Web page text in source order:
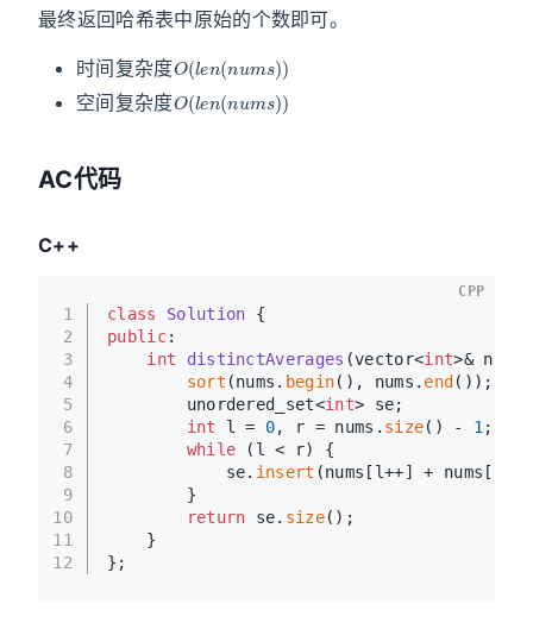
最终返回哈希表中原始的个数即可。
时间复杂度
空间复杂度
O (len(nums))
AC代码
C++
1
2
3
4
5
6
7
8
9
10
11
12
class Solution {
public:
int
distinctAverages (vector<int>& nums)
sort (nums. begin(), nums. end ());
        unordered_set<
int> se;
int l = 0, r = nums. size() - 1 ;
while (l < r) {
            se.
insert (nums[l++] +
        }
return se. size();
    }
};
CPP